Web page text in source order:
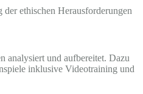
ethischen Herausforderungen
analysiert und aufbereitet. Dazu
inklusive Videotraining und